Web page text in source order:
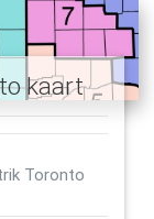
kaart
Toronto